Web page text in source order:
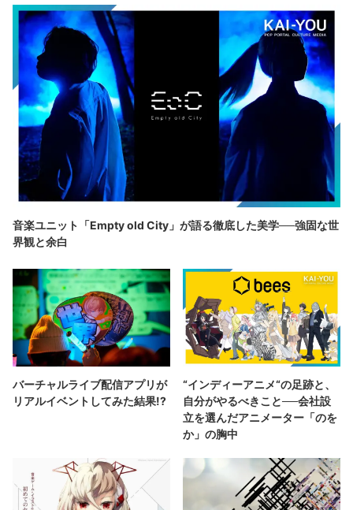
音楽ユニット「Empty old City」が語る徹底した美学──強固な世
界観と余白
バーチャルライブ配信アプリが
リアルイベントしてみた結果!?
“インディーアニメ“の足跡と、
自分がやるべきこと──会社設
立を選んだアニメーター「のを
か」の胸中